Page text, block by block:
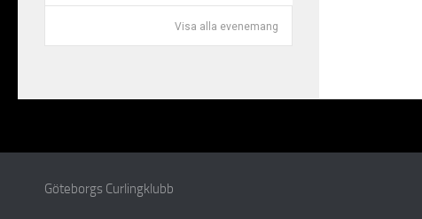
Visa alla evenemang
Göteborgs Curlingklubb